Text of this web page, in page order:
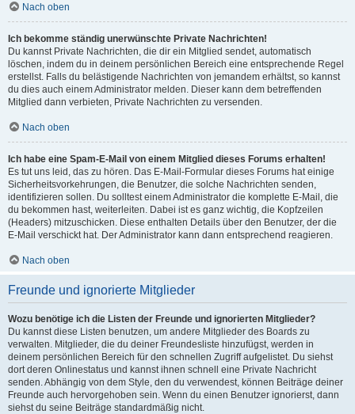
Nach oben
Ich bekomme ständig unerwünschte Private Nachrichten!
Du kannst Private Nachrichten, die dir ein Mitglied sendet, automatisch
löschen, indem du in deinem persönlichen Bereich eine entsprechende Regel
erstellst. Falls du belästigende Nachrichten von jemandem erhältst, so kannst
du dies auch einem Administrator melden. Dieser kann dem betreffenden
Mitglied dann verbieten, Private Nachrichten zu versenden.
Nach oben
Ich habe eine Spam-E-Mail von einem Mitglied dieses Forums erhalten!
Es tut uns leid, das zu hören. Das E-Mail-Formular dieses Forums hat einige
Sicherheitsvorkehrungen, die Benutzer, die solche Nachrichten senden,
identifizieren sollen. Du solltest einem Administrator die komplette E-Mail, die
du bekommen hast, weiterleiten. Dabei ist es ganz wichtig, die Kopfzeilen
(Headers) mitzuschicken. Diese enthalten Details über den Benutzer, der die
E-Mail verschickt hat. Der Administrator kann dann entsprechend reagieren.
Nach oben
Freunde und ignorierte Mitglieder
Wozu benötige ich die Listen der Freunde und ignorierten Mitglieder?
Du kannst diese Listen benutzen, um andere Mitglieder des Boards zu
verwalten. Mitglieder, die du deiner Freundesliste hinzufügst, werden in
deinem persönlichen Bereich für den schnellen Zugriff aufgelistet. Du siehst
dort deren Onlinestatus und kannst ihnen schnell eine Private Nachricht
senden. Abhängig von dem Style, den du verwendest, können Beiträge deiner
Freunde auch hervorgehoben sein. Wenn du einen Benutzer ignorierst, dann
siehst du seine Beiträge standardmäßig nicht.